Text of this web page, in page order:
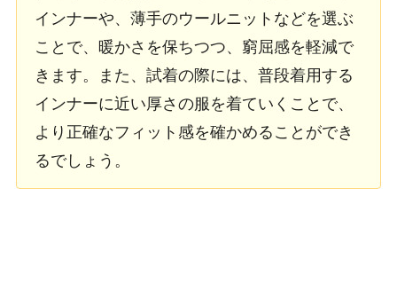
インナーや、薄手のウールニットなどを選ぶ
ことで、暖かさを保ちつつ、窮屈感を軽減で
きます。また、試着の際には、普段着用する
インナーに近い厚さの服を着ていくことで、
より正確なフィット感を確かめることができ
るでしょう。